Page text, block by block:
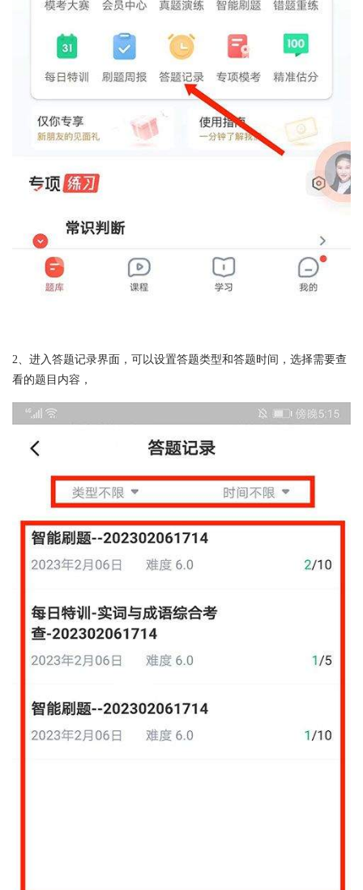
2、进入答题记录界面，可以设置答题类型和答题时间，选择需要查
看的题目内容，